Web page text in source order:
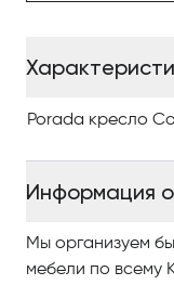
Чтобы купить
где
Астанае
Porada кресло
Информация
Мы организуем
мебели по всему